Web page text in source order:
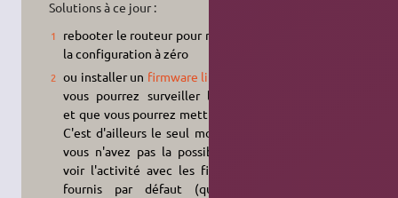
Solutions à ce jour :
rebooter le routeur pour remettre
la configuration à zéro
ou installer un firmware libre
vous pourrez surveiller l'activité
et que vous pourrez mettre à jour.
C'est d'ailleurs le seul moyen, car
vous n'avez pas la possibilité de
voir l'activité avec les firmwares
fournis par défaut (qui sont,